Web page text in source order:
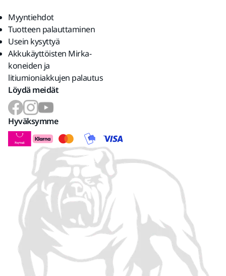
Myyntiehdot
Tuotteen palauttaminen
Usein kysyttyä
Akkukäyttöisten Mirka-
koneiden ja
litiumioniakkujen palautus
Löydä meidät
Hyväksymme